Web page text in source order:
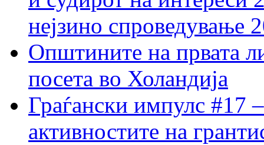
нејзино спроведување
Општините на првата
посета во Холандија
Граѓански импулс #17
активностите на